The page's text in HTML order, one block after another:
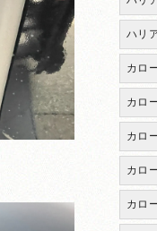
ハリ
カロ
カロ
カロ
カロ
カロ